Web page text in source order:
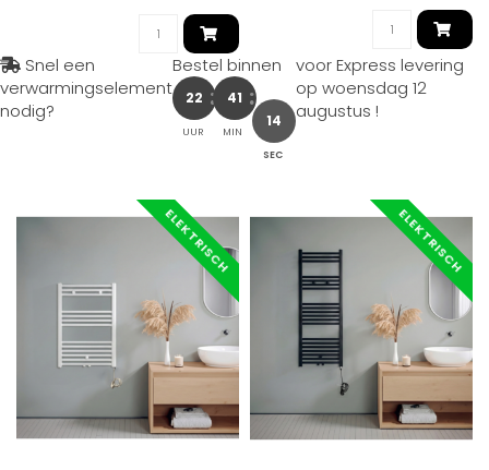
Snel een
verwarmingselement
nodig?
Bestel binnen
22
UUR
41
MIN
12
SEC
voor Express levering
op woensdag 12
augustus !
ELEKTRISCH ELEKTRISCH